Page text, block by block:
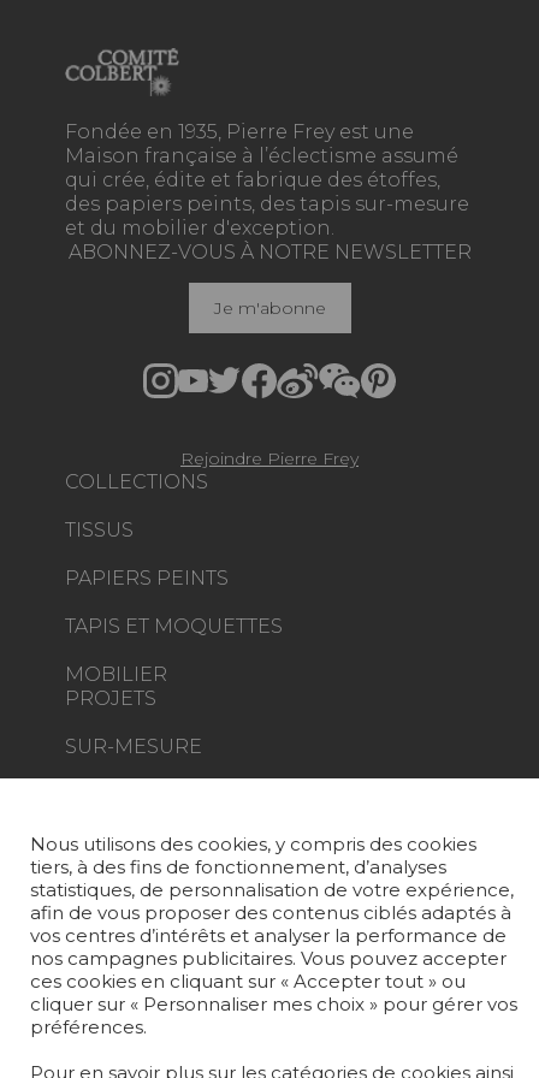
Fondée en 1935, Pierre Frey est une
Maison française à l’éclectisme assumé
qui crée, édite et fabrique des étoffes,
des papiers peints, des tapis sur-mesure
et du mobilier d'exception.
COLLECTIONS
TISSUS
PAPIERS PEINTS
TAPIS ET MOQUETTES
MOBILIER
PROJETS
SUR-MESURE
LA MAISON
OÙ NOUS TROUVER ?
ABONNEZ-VOUS À NOTRE NEWSLETTER
Je m'abonne
Rejoindre Pierre Frey
Nous utilisons des cookies, y compris des cookies
tiers, à des fins de fonctionnement, d’analyses
statistiques, de personnalisation de votre expérience,
afin de vous proposer des contenus ciblés adaptés à
vos centres d’intérêts et analyser la performance de
nos campagnes publicitaires. Vous pouvez accepter
ces cookies en cliquant sur « Accepter tout » ou
cliquer sur « Personnaliser mes choix » pour gérer vos
préférences.
Pour en savoir plus sur les catégories de cookies ainsi